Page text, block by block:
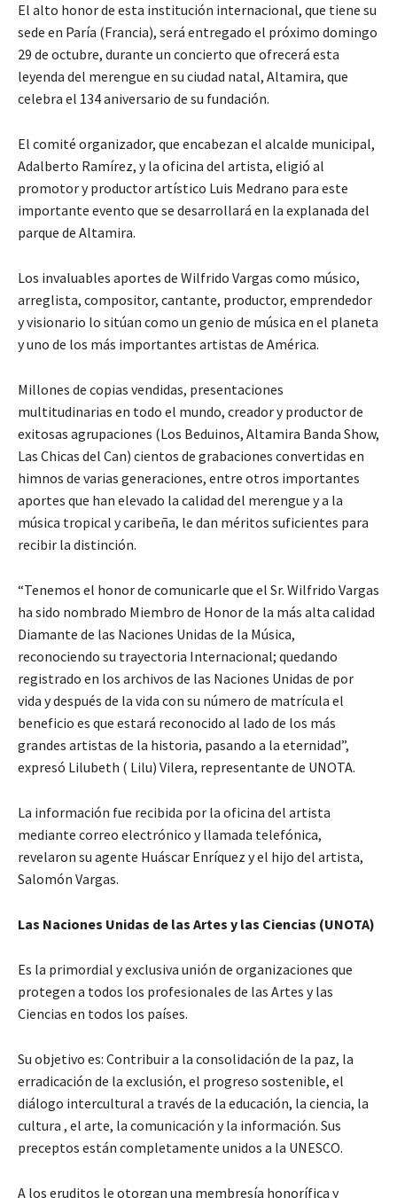
El alto honor de esta institución internacional, que tiene su
sede en Paría (Francia), será entregado el próximo domingo
29 de octubre, durante un concierto que ofrecerá esta
leyenda del merengue en su ciudad natal, Altamira, que
celebra el 134 aniversario de su fundación.
El comité organizador, que encabezan el alcalde municipal,
Adalberto Ramírez, y la oficina del artista, eligió al
promotor y productor artístico Luis Medrano para este
importante evento que se desarrollará en la explanada del
parque de Altamira.
Los invaluables aportes de Wilfrido Vargas como músico,
arreglista, compositor, cantante, productor, emprendedor
y visionario lo sitúan como un genio de música en el planeta
y uno de los más importantes artistas de América.
Millones de copias vendidas, presentaciones
multitudinarias en todo el mundo, creador y productor de
exitosas agrupaciones (Los Beduinos, Altamira Banda Show,
Las Chicas del Can) cientos de grabaciones convertidas en
himnos de varias generaciones, entre otros importantes
aportes que han elevado la calidad del merengue y a la
música tropical y caribeña, le dan méritos suficientes para
recibir la distinción.
“Tenemos el honor de comunicarle que el Sr. Wilfrido Vargas
ha sido nombrado Miembro de Honor de la más alta calidad
Diamante de las Naciones Unidas de la Música,
reconociendo su trayectoria Internacional; quedando
registrado en los archivos de las Naciones Unidas de por
vida y después de la vida con su número de matrícula el
beneficio es que estará reconocido al lado de los más
grandes artistas de la historia, pasando a la eternidad”,
expresó Lilubeth ( Lilu) Vilera, representante de UNOTA.
La información fue recibida por la oficina del artista
mediante correo electrónico y llamada telefónica,
revelaron su agente Huáscar Enríquez y el hijo del artista,
Salomón Vargas.
Las Naciones Unidas de las Artes y las Ciencias (UNOTA)
Es la primordial y exclusiva unión de organizaciones que
protegen a todos los profesionales de las Artes y las
Ciencias en todos los países.
Su objetivo es: Contribuir a la consolidación de la paz, la
erradicación de la exclusión, el progreso sostenible, el
diálogo intercultural a través de la educación, la ciencia, la
cultura , el arte, la comunicación y la información. Sus
preceptos están completamente unidos a la UNESCO.
A los eruditos le otorgan una membresía honorífica y